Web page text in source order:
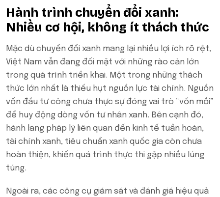
Hành trình chuyển đổi xanh:
Nhiều cơ hội, không ít thách thức
Mặc dù chuyển đổi xanh mang lại nhiều lợi ích rõ rệt,
Việt Nam vẫn đang đối mặt với những rào cản lớn
trong quá trình triển khai. Một trong những thách
thức lớn nhất là thiếu hụt nguồn lực tài chính. Nguồn
vốn đầu tư công chưa thực sự đóng vai trò “vốn mồi”
để huy động dòng vốn tư nhân xanh. Bên cạnh đó,
hành lang pháp lý liên quan đến kinh tế tuần hoàn,
tài chính xanh, tiêu chuẩn xanh quốc gia còn chưa
hoàn thiện, khiến quá trình thực thi gặp nhiều lúng
túng.
Ngoài ra, các công cụ giám sát và đánh giá hiệu quả